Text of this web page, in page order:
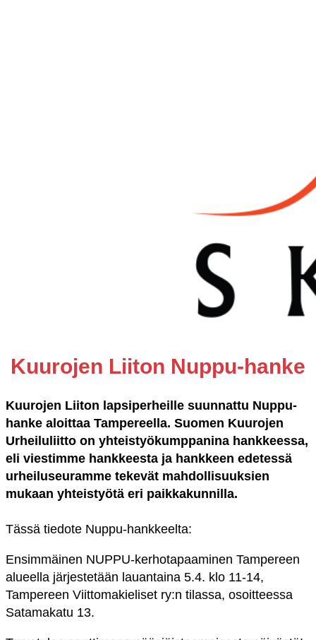
Kuurojen Liiton Nuppu-hanke
Kuurojen Liiton lapsiperheille suunnattu Nuppu-
hanke aloittaa Tampereella. Suomen Kuurojen
Urheiluliitto on yhteistyökumppanina hankkeessa,
eli viestimme hankkeesta ja hankkeen edetessä
urheiluseuramme tekevät mahdollisuuksien
mukaan yhteistyötä eri paikkakunnilla.
Tässä tiedote Nuppu-hankkeelta:
Ensimmäinen NUPPU-kerhotapaaminen Tampereen
alueella järjestetään lauantaina 5.4. klo 11-14,
Tampereen Viittomakieliset ry:n tilassa, osoitteessa
Satamakatu 13.